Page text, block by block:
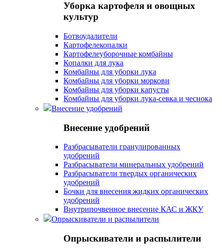
Уборка картофеля и овощных
культур
Ботвоудалители
Картофелекопалки
Картофелеуборочные комбайны
Копалки для лука
Комбайны для уборки лука
Комбайны для уборки моркови
Комбайны для уборки капусты
Комбайны для уборки лука-севка и чеснока
Внесение удобрений
Внесение удобрений
Разбрасыватели гранулированных
удобрений
Разбрасыватели минеральных удобрений
Разбрасыватели твердых органических
удобрений
Бочки для внесения жидких органических
удобрений
Внутрипочвенное внесение КАС и ЖКУ
Опрыскиватели и распылители
Опрыскиватели и распылители